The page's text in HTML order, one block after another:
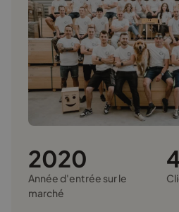
2020
Année d'entrée sur le
marché